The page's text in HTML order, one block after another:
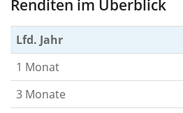
Renditen im Überblick
Lfd. Jahr
1 Monat
3 Monate